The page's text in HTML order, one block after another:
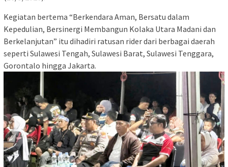
Kegiatan bertema “Berkendara Aman, Bersatu dalam
Kepedulian, Bersinergi Membangun Kolaka Utara Madani dan
Berkelanjutan” itu dihadiri ratusan rider dari berbagai daerah
seperti Sulawesi Tengah, Sulawesi Barat, Sulawesi Tenggara,
Gorontalo hingga Jakarta.